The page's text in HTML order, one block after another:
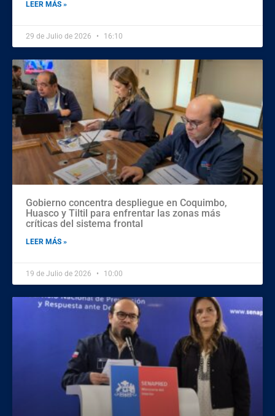
LEER MÁS »
29 de Julio de 2026 16:10
Gobierno concentra despliegue en Coquimbo,
Huasco y Tiltil para enfrentar las zonas más
críticas del sistema frontal
LEER MÁS »
19 de Julio de 2026 10:00